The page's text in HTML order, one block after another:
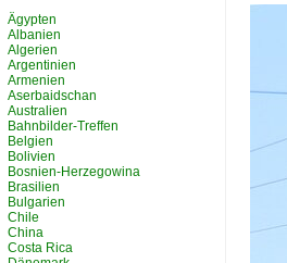
Ägypten
Albanien
Algerien
Argentinien
Armenien
Aserbaidschan
Australien
Bahnbilder-Treffen
Belgien
Bolivien
Bosnien-Herzegowina
Brasilien
Bulgarien
Chile
China
Costa Rica